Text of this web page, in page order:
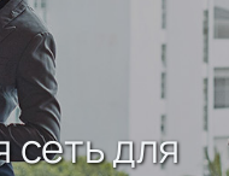
сеть для